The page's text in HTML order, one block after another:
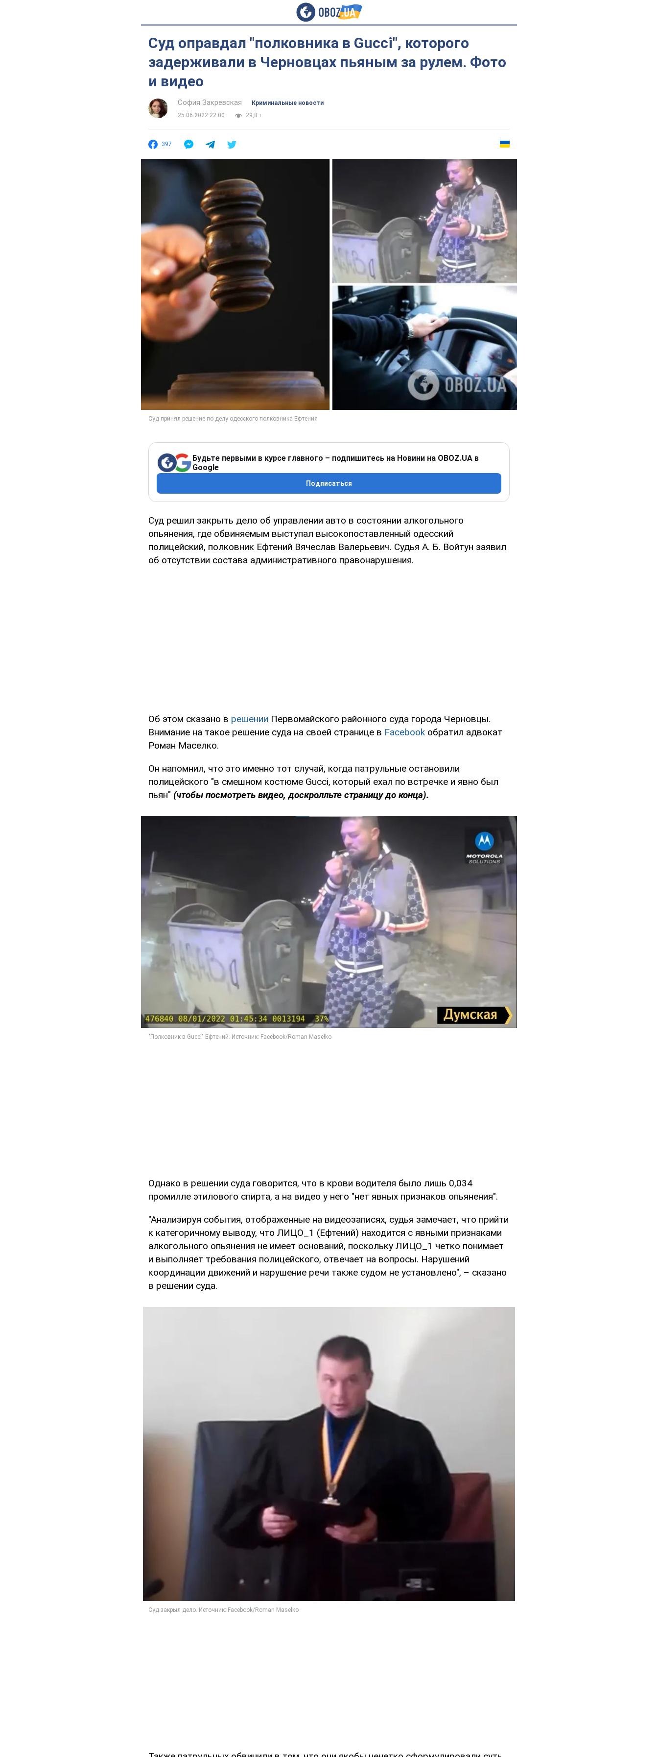
Суд оправдал "полковника в Gucci", которого
задерживали в Черновцах пьяным за рулем. Фото
и видео
София Закревская
Криминальные новости
25.06.2022 22:00
29,8 т.
397
Будьте первыми в курсе главного – подпишитесь на Новини на OBOZ.UA в
Google
Подписаться
Суд решил закрыть дело об управлении авто в состоянии алкогольного
опьянения, где обвиняемым выступал высокопоставленный одесский
полицейский, полковник Ефтений Вячеслав Валерьевич. Судья А. Б. Войтун заявил
об отсутствии состава административного правонарушения.
Об этом сказано в решении Первомайского районного суда города Черновцы.
Внимание на такое решение суда на своей странице в Facebook обратил адвокат
Роман Маселко.
Он напомнил, что это именно тот случай, когда патрульные остановили
полицейского "в смешном костюме Gucci, который ехал по встречке и явно был
пьян" (чтобы посмотреть видео, доскролльте страницу до конца).
Однако в решении суда говорится, что в крови водителя было лишь 0,034
промилле этилового спирта, а на видео у него "нет явных признаков опьянения".
"Анализируя события, отображенные на видеозаписях, судья замечает, что прийти
к категоричному выводу, что ЛИЦО_1 (Ефтений) находится с явными признаками
алкогольного опьянения не имеет оснований, поскольку ЛИЦО_1 четко понимает
и выполняет требования полицейского, отвечает на вопросы. Нарушений
координации движений и нарушение речи также судом не установлено", – сказано
в решении суда.